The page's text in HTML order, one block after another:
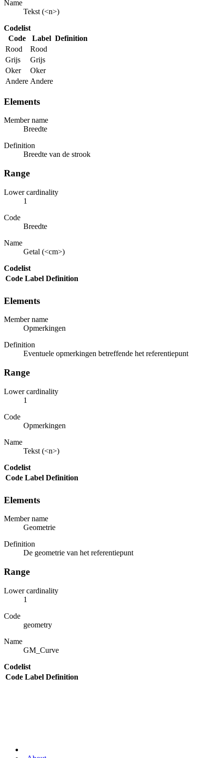
Name
Tekst (<n>)
Codelist
Code
Label Definition
Rood
Rood
Grijs
Grijs
Oker
Oker
Andere Andere
Elements
Member name
Breedte
Definition
Breedte van de strook
Range
Lower cardinality
1
Code
Breedte
Name
Getal (<cm>)
Codelist
Code Label Definition
Elements
Member name
Opmerkingen
Definition
Eventuele opmerkingen betreffende het referentiepunt
Range
Lower cardinality
1
Code
Opmerkingen
Name
Tekst (<n>)
Codelist
Code Label Definition
Elements
Member name
Geometrie
Definition
De geometrie van het referentiepunt
Range
Lower cardinality
1
Code
geometry
Name
GM_Curve
Codelist
Code Label Definition